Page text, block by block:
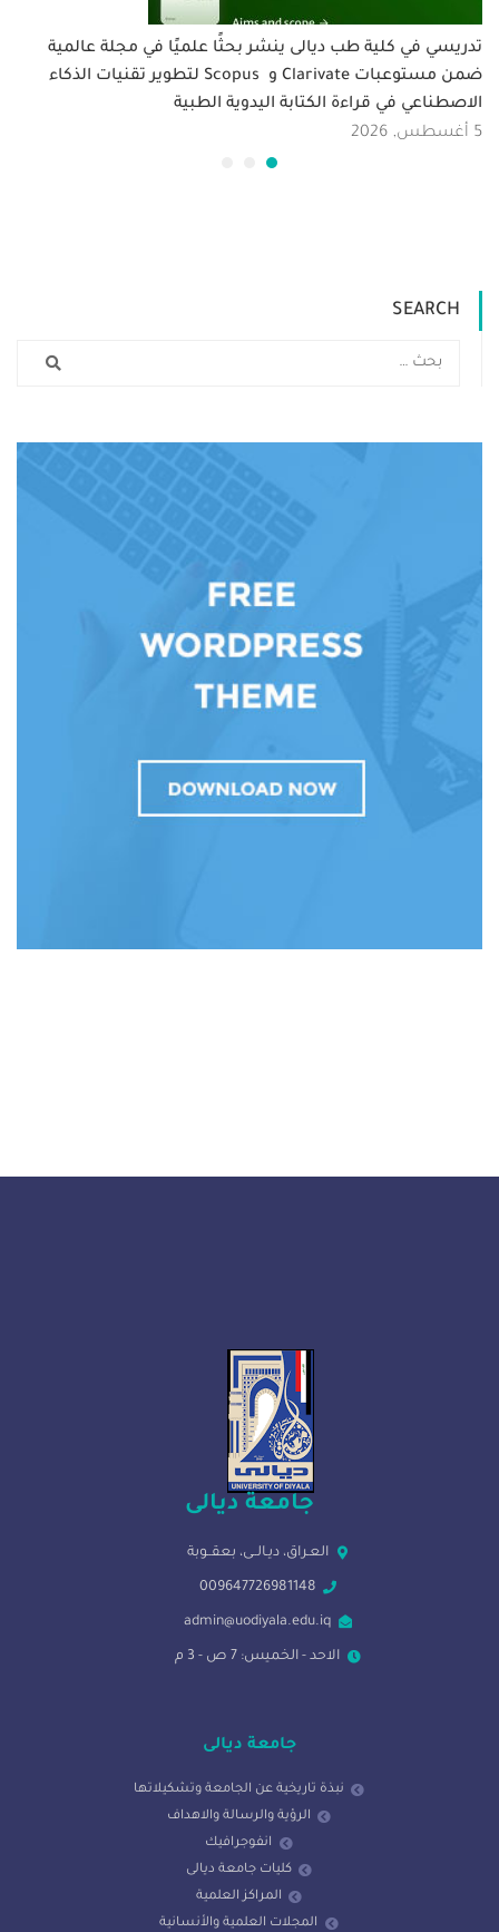
تدريسي في كلية طب ديالى ينشر بحثًا علميًا في مجلة عالمية
ضمن مستوعبات Clarivate و Scopus لتطوير تقنيات الذكاء
الاصطناعي في قراءة الكتابة اليدوية الطبية
5 أغسطس, 2026
SEARCH
جامعة ديالى
العـراق، ديـالــى، بعقــوبة
009647726981148
admin@uodiyala.edu.iq
الاحد - الخميس: 7 ص - 3 م
جامعة ديالى
نبذة تاريخية عن الجامعة وتشكيلاتها
الرؤية والرسالة والاهداف
انفوجرافيك
كليات جامعة ديالى
المراكز العلمية
المجلات العلمية والأنسانية